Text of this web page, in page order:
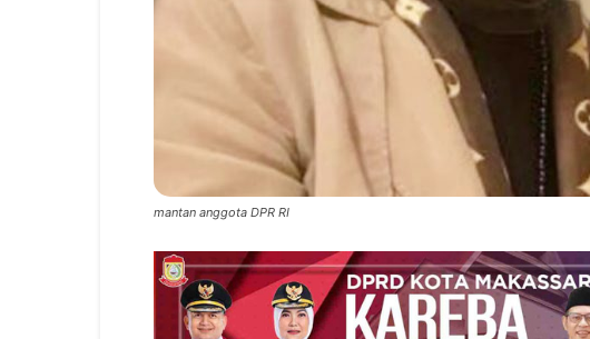
mantan anggota DPR RI